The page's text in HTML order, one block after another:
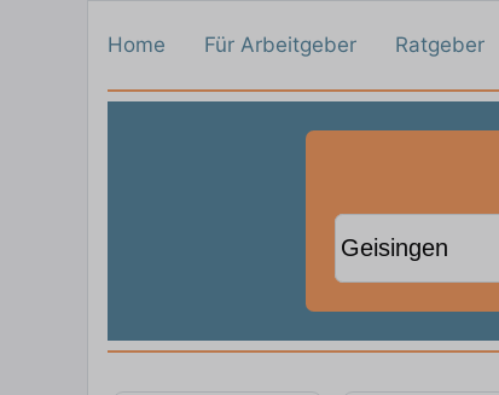
Home Für Arbeitgeber Ratgeber